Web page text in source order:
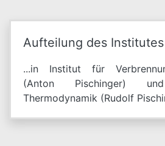
Aufteilung des Institutes
...in Institut für
(Anton Pischinger)
Thermodynamik (Rudolf